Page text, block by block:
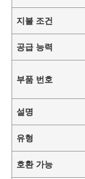
지불 조건
공급 능력
부품 번호
설명
유형
호환 가능